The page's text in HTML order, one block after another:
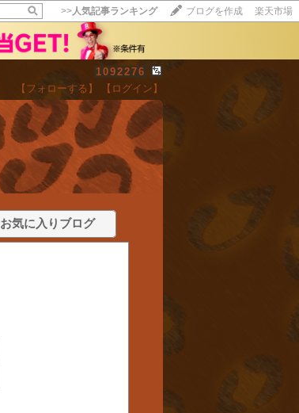
>>人気記事ランキング ブログを作成 楽天市場
1092276
【フォローする】 【ログイン】
お気に入りブログ